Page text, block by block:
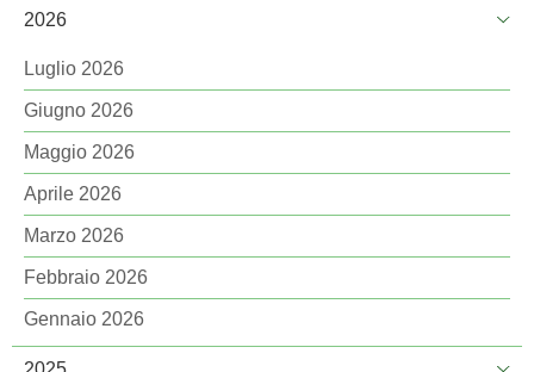
2026
Luglio 2026
Giugno 2026
Maggio 2026
Aprile 2026
Marzo 2026
Febbraio 2026
Gennaio 2026